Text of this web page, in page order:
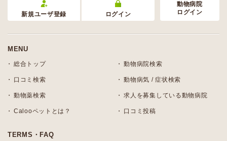
新規ユーザ登録 ログイン
動物病院
ログイン
MENU
総合トップ 動物病院検索
口コミ検索 動物病気 / 症状検索
動物薬検索 求人を募集している動物病院
Calooペットとは？ 口コミ投稿
TERMS・FAQ